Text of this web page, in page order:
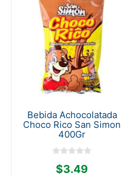
Bebida Achocolatada
Choco Rico San Simon
400Gr
$3.49